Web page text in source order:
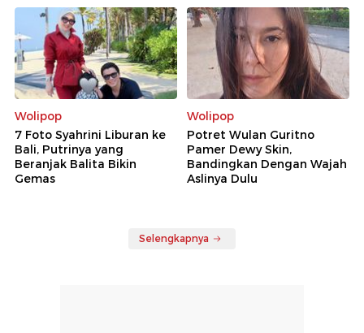
Wolipop
7 Foto Syahrini Liburan ke
Bali, Putrinya yang
Beranjak Balita Bikin
Gemas
Wolipop
Potret Wulan Guritno
Pamer Dewy Skin,
Bandingkan Dengan Wajah
Aslinya Dulu
Selengkapnya